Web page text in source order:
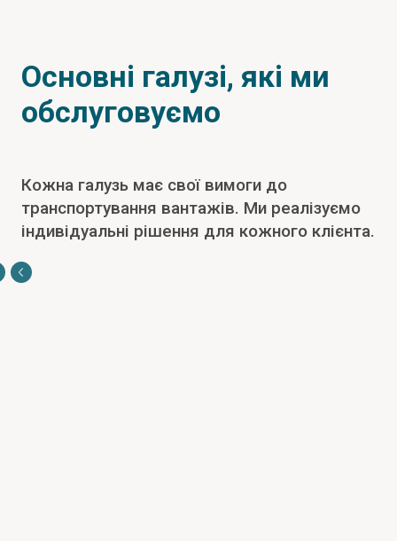
Основні галузі, які ми
обслуговуємо
Кожна галузь має свої вимоги до
транспортування вантажів. Ми реалізуємо
індивідуальні рішення для кожного клієнта.